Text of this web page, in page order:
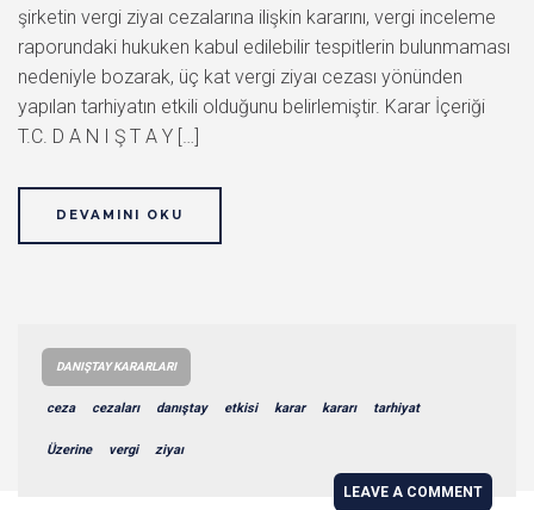
şirketin vergi ziyaı cezalarına ilişkin kararını, vergi inceleme
raporundaki hukuken kabul edilebilir tespitlerin bulunmaması
nedeniyle bozarak, üç kat vergi ziyaı cezası yönünden
yapılan tarhiyatın etkili olduğunu belirlemiştir. Karar İçeriği
T.C. D A N I Ş T A Y […]
DEVAMINI OKU
DANIŞTAY KARARLARI
ceza cezaları danıştay etkisi karar kararı tarhiyat
Üzerine vergi ziyaı
LEAVE A COMMENT